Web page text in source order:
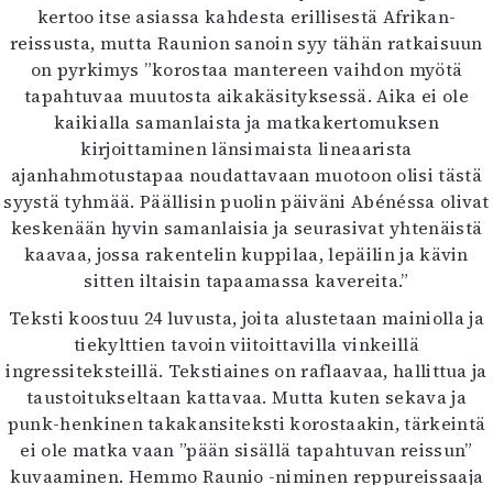
Info
Tilaus ja irtonumerot
Yhteistyössä
Toimitus
Mediatiedot
Kaltio ry
kertoo itse asiassa kahdesta erillisestä Afrikan-
reissusta, mutta Raunion sanoin syy tähän ratkaisuun
on pyrkimys ”korostaa mantereen vaihdon myötä
tapahtuvaa muutosta aikakäsityksessä. Aika ei ole
kaikialla samanlaista ja matkakertomuksen
kirjoittaminen länsimaista lineaarista
ajanhahmotustapaa noudattavaan muotoon olisi tästä
syystä tyhmää. Päällisin puolin päiväni Abénéssa olivat
keskenään hyvin samanlaisia ja seurasivat yhtenäistä
kaavaa, jossa rakentelin kuppilaa, lepäilin ja kävin
sitten iltaisin tapaamassa kavereita.”
Teksti koostuu 24 luvusta, joita alustetaan mainiolla ja
tiekylttien tavoin viitoittavilla vinkeillä
ingressiteksteillä. Tekstiaines on raflaavaa, hallittua ja
taustoitukseltaan kattavaa. Mutta kuten sekava ja
punk-henkinen takakansiteksti korostaakin, tärkeintä
ei ole matka vaan ”pään sisällä tapahtuvan reissun”
kuvaaminen. Hemmo Raunio -niminen reppureissaaja